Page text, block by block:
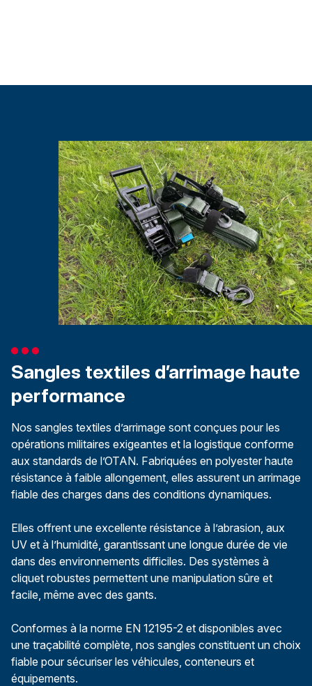
Sangles textiles d’arrimage haute
performance
Nos sangles textiles d’arrimage sont conçues pour les
opérations militaires exigeantes et la logistique conforme
aux standards de l’OTAN. Fabriquées en polyester haute
résistance à faible allongement, elles assurent un arrimage
fiable des charges dans des conditions dynamiques.
Elles offrent une excellente résistance à l’abrasion, aux
UV et à l’humidité, garantissant une longue durée de vie
dans des environnements difficiles. Des systèmes à
cliquet robustes permettent une manipulation sûre et
facile, même avec des gants.
Conformes à la norme EN 12195-2 et disponibles avec
une traçabilité complète, nos sangles constituent un choix
fiable pour sécuriser les véhicules, conteneurs et
équipements.